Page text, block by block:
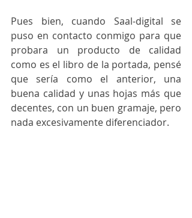
Pues bien, cuando Saal-digital se
puso en contacto conmigo para que
probara un producto de calidad
como es el libro de la portada, pensé
que sería como el anterior, una
buena calidad y unas hojas más que
decentes, con un buen gramaje, pero
nada excesivamente diferenciador.